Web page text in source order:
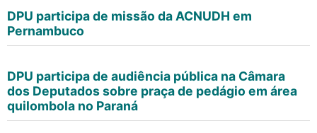
DPU participa de missão da ACNUDH em
Pernambuco
DPU participa de audiência pública na Câmara
dos Deputados sobre praça de pedágio em área
quilombola no Paraná